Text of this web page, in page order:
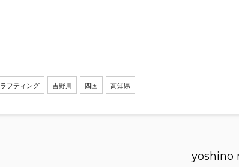
ラフティング 吉野川 四国 高知県
yoshino